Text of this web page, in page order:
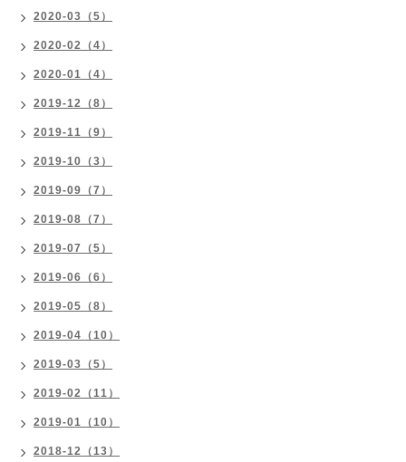
2020-03（5）
2020-02（4）
2020-01（4）
2019-12（8）
2019-11（9）
2019-10（3）
2019-09（7）
2019-08（7）
2019-07（5）
2019-06（6）
2019-05（8）
2019-04（10）
2019-03（5）
2019-02（11）
2019-01（10）
2018-12（13）